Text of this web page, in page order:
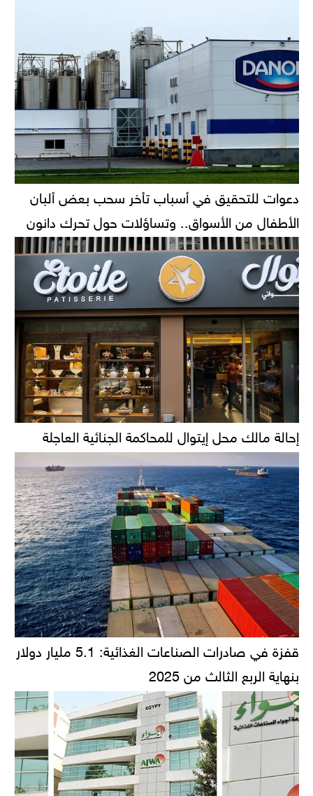
دعوات للتحقيق في أسباب تأخر سحب بعض ألبان
الأطفال من الأسواق.. وتساؤلات حول تحرك دانون
إحالة مالك محل إيتوال للمحاكمة الجنائية العاجلة
قفزة في صادرات الصناعات الغذائية: 5.1 مليار دولار
بنهاية الربع الثالث من 2025